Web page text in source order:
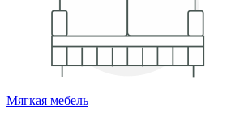
Мягкая мебель